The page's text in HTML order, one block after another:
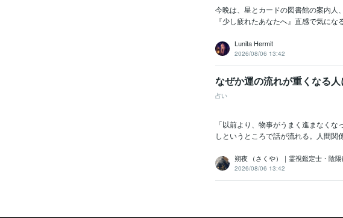
今晩は、星とカードの図書館の案内人
『少し疲れたあなたへ』直感で気に
Lunita Hermit
2026/08/06 13:42
なぜか運の流れが重くなる
占い
「以前より、物事がうまく進まなく
しというところで話が流れる。人間
朔夜 （さくや）｜霊視鑑定士・陰
2026/08/06 13:42